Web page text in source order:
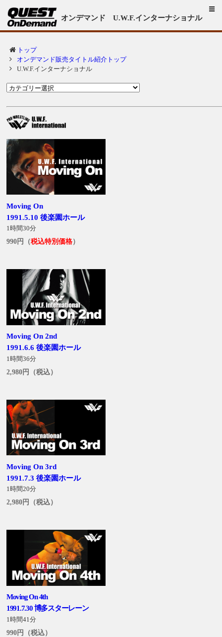
オンデマンド U.W.F.インターナショナル
トップ
オンデマンド販売タイトル紹介トップ
U.W.F.インターナショナル
Moving On
1991.5.10 後楽園ホール
1時間30分
990円（税込特別価格）
Moving On 2nd
1991.6.6 後楽園ホール
1時間36分
2,980円（税込）
Moving On 3rd
1991.7.3 後楽園ホール
1時間20分
2,980円（税込）
Moving On 4th
1991.7.30 博多スターレーン
1時間41分
990円（税込）